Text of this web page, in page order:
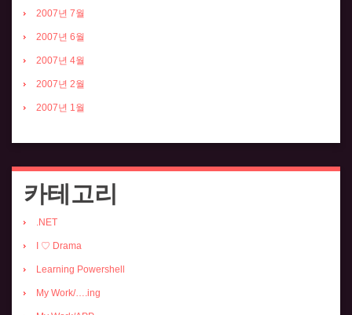
2007년 7월
2007년 6월
2007년 4월
2007년 2월
2007년 1월
카테고리
.NET
I ♡ Drama
Learning Powershell
My Work/….ing